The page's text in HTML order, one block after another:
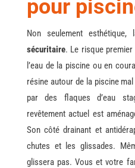
pour
Non seulement
sécuritaire. Le risque
l’eau de la piscine ou en
résine autour de la piscine
par des flaques d’eau
revêtement actuel est
Son côté drainant et
chutes et les glissades.
glissera pas. Vous et votre